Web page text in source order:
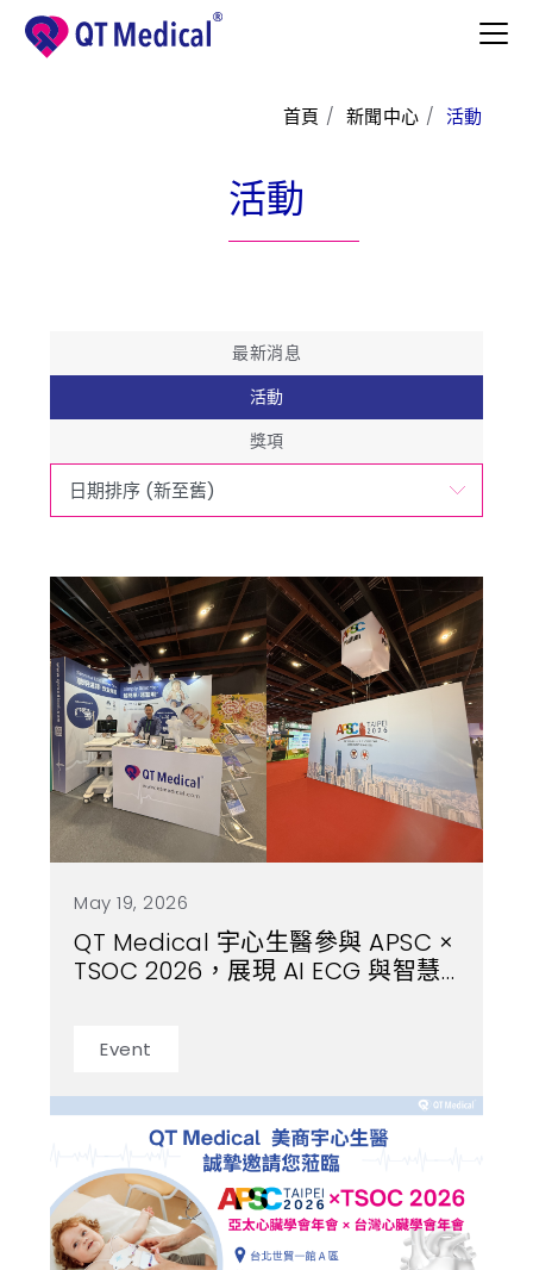
首頁 新聞中心 活動
活動
最新消息
活動
獎項
Event
May 19, 2026
QT Medical 宇心生醫參與 APSC ×
TSOC 2026，展現 AI ECG 與智慧